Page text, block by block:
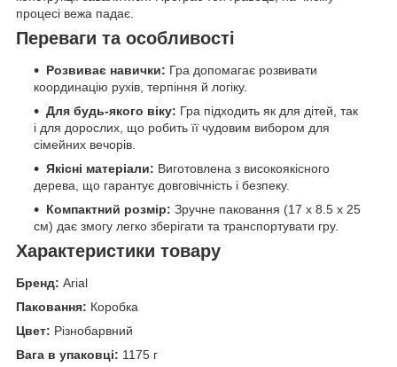
процесі вежа падає.
Переваги та особливості
Розвиває навички: Гра допомагає розвивати
координацію рухів, терпіння й логіку.
Для будь-якого віку: Гра підходить як для дітей, так
і для дорослих, що робить її чудовим вибором для
сімейних вечорів.
Якісні матеріали: Виготовлена з високоякісного
дерева, що гарантує довговічність і безпеку.
Компактний розмір: Зручне паковання (17 x 8.5 x 25
см) дає змогу легко зберігати та транспортувати гру.
Характеристики товару
Бренд: Arial
Паковання: Коробка
Цвет: Різнобарвний
Вага в упаковці: 1175 г